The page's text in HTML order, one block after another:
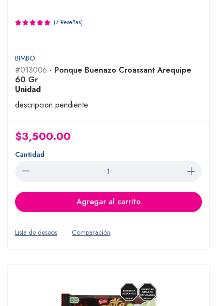
(7 Reseñas)
BIMBO
#013006 - Ponque Buenazo Croassant Arequipe
60 Gr
Unidad
descripcion pendiente
$3,500.00
Cantidad
Agregar al carrito
Lista de deseos Comparación